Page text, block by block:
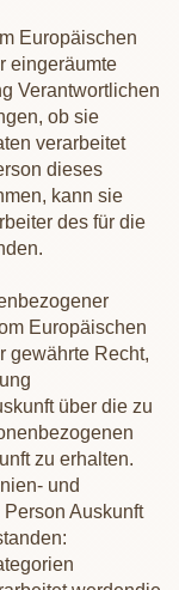
Europäischen
eingeräumte
Verantwortlichen
ob sie
verarbeitet
dieses
kann sie
des für die
Europäischen
gewährte Recht,
über die zu
zu erhalten.
und
Auskunft